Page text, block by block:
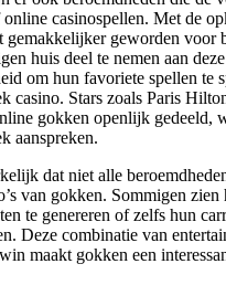
online casinospellen. Met de
gemakkelijker geworden voor
huis deel te nemen aan
om hun favoriete spellen te
casino. Stars zoals Paris
gokken openlijk gedeeld,
aanspreken.
dat niet alle
van gokken. Sommigen zien
te genereren of zelfs hun
Deze combinatie van
maakt gokken een